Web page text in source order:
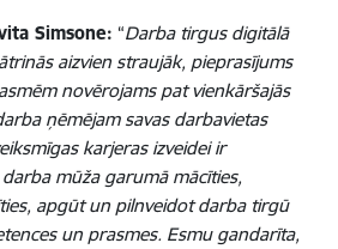
Simsone: “Darba tirgus digitālā
aizvien straujāk, pieprasījums
novērojams pat vienkāršajās
ņēmējam savas darbavietas
karjeras izveidei ir
mūža garumā mācīties,
apgūt un pilnveidot darba tirgū
un prasmes. Esmu gandarīta,